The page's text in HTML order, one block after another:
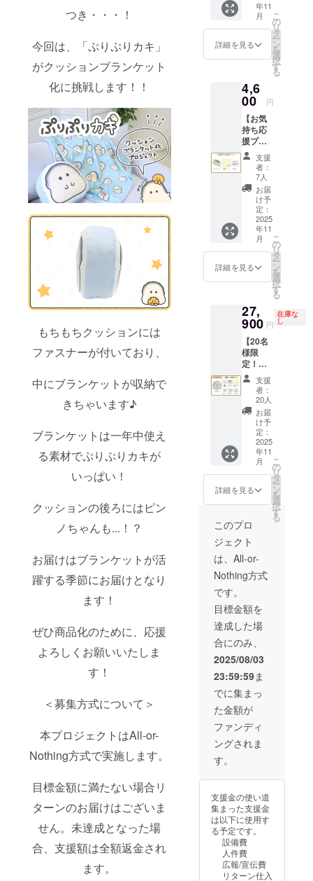
つき・・・！
今回は、「ぷりぷりカキ」
がクッションブランケット
化に挑戦します！！
もちもちクッションには
ファスナーが付いており、
中にブランケットが収納で
きちゃいます♪
ブランケットは一年中使え
る素材でぷりぷりカキが
いっぱい！
クッションの後ろにはピン
ノちゃんも...！？
お届けはブランケットが活
躍する季節にお届けとなり
ます！
ぜひ商品化のために、応援
よろしくお願いいたしま
す！
＜募集方式について＞
本プロジェクトはAll-or-
Nothing方式で実施します。
目標金額に満たない場合リ
ターンのお届けはございま
せん。未達成となった場
合、支援額は全額返金され
ます。
す。 金
額には
消費税
（10%
料990円
でおり
ます。
ブラン
ケッ
ト 1点
・記念
カー
ド 1点
イメー
ジで
す。 金
額には
消費税
（10%
）と送
料990円
を含ん
でおり
ます。
年11
月
詳細を見る
こ
の
リ
タ
ー
ン
を
選
択
す
る
4,6
00 円
【お気
持ち応
援プラ
ン】 ・
マスキ
ング
テー
プ 1点
・刺繍
ハンカ
チ 1点
・記念
カー
ド 1点
画像は
す。 金
額には
消費税
（10%
）と送
料660円
を含ん
でおり
ます。
支援
者：
7人
お届
け予
定：
2025
年11
月
詳細を見る
こ
の
リ
タ
ー
ン
を
選
択
す
る
27,
900 円
在庫な
し
【20名
様限
定！】
直筆ミ
ニ色紙
プラン
・クッ
ション
ブラン
ケッ
ト 1点
・直筆
ミニ色
紙 1点
・マス
テー
プ 1点
・キャ
ンバス
ポー
チ 1点
プ 1点
・刺繍
ハンカ
チ 1点
・記念
カー
ド 1点
●色紙イ
ラスト
はイ
メージ
画像に
なりま
考欄
紙に入
れる宛
名をご
記入く
ださ
い。 ●
宛名の
支援
者：
20人
お届
け予
定：
2025
年11
月
詳細を見る
こ
の
リ
タ
ー
ン
を
選
択
す
る
このプロ
ジェクト
は、All-or-
Nothing方式
です。
目標金額を
達成した場
合にのみ、
2025/08/03
23:59:59ま
でに集まっ
た金額が
ファンディ
ングされま
す。
支援金の使い道
集まった支援金
は以下に使用す
る予定です。
設備費
人件費
広報/宣伝費
リターン仕入